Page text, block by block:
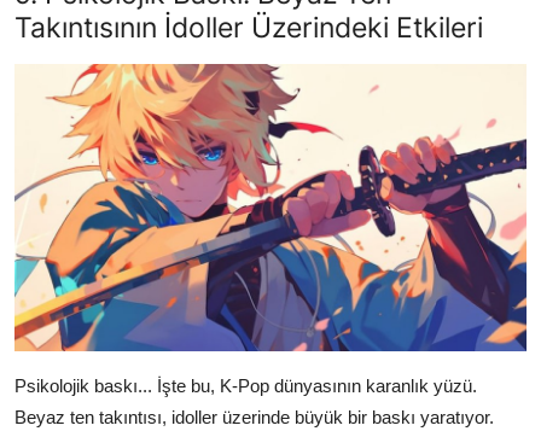
Takıntısının İdoller Üzerindeki Etkileri
Psikolojik baskı... İşte bu, K-Pop dünyasının karanlık yüzü.
Beyaz ten takıntısı, idoller üzerinde büyük bir baskı yaratıyor.